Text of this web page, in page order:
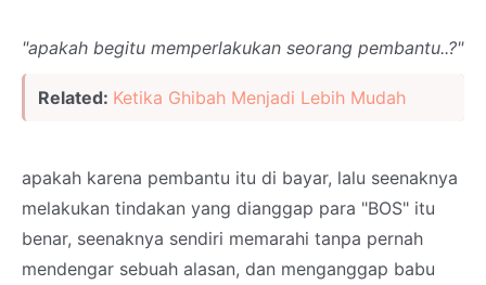
"apakah begitu memperlakukan seorang pembantu..?"
Related: Ketika Ghibah Menjadi Lebih Mudah
apakah karena pembantu itu di bayar, lalu seenaknya
melakukan tindakan yang dianggap para "BOS" itu
benar, seenaknya sendiri memarahi tanpa pernah
mendengar sebuah alasan, dan menganggap babu